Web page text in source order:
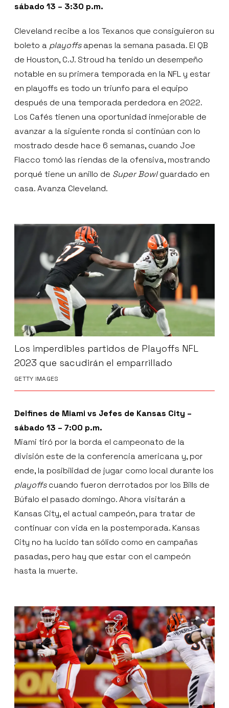
sábado 13 – 3:30 p.m.
Cleveland recibe a los Texanos que consiguieron su
boleto a playoffsapenas la semana pasada. El QB
de Houston, C.J. Stroud ha tenido un desempeño
notable en su primera temporada en la NFL y estar
en playoffs es todo un triunfo para el equipo
después de una temporada perdedora en 2022.
Los Cafés tienen una oportunidad inmejorable de
avanzar a la siguiente ronda si continúan con lo
mostrado desde hace 6 semanas, cuando Joe
Flacco tomó las riendas de la ofensiva, mostrando
porqué tiene un anillo de Super Bowlguardado en
casa. Avanza Cleveland.
Los imperdibles partidos de Playoffs NFL
2023 que sacudirán el emparrillado
GETTY IMAGES
Delfines de Miami vs Jefes de Kansas City –
sábado 13 – 7:00 p.m.
Miami tiró por la borda el campeonato de la
división este de la conferencia americana y, por
ende, la posibilidad de jugar como local durante los
playoffscuando fueron derrotados por los Bills de
Búfalo el pasado domingo. Ahora visitarán a
Kansas City, el actual campeón, para tratar de
continuar con vida en la postemporada. Kansas
City no ha lucido tan sólido como en campañas
pasadas, pero hay que estar con el campeón
hasta la muerte.